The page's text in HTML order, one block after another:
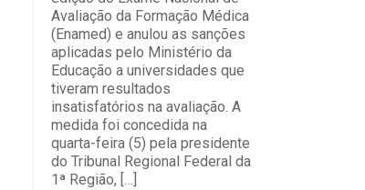
Avaliação da Formação Médica
(Enamed) e anulou as sanções
aplicadas pelo Ministério da
Educação a universidades que
tiveram resultados
insatisfatórios na avaliação. A
medida foi concedida na
quarta-feira (5) pela presidente
do Tribunal Regional Federal da
1ª Região, […]